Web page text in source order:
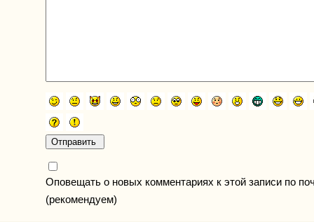
Оповещать о новых комментариях к этой записи по
(рекомендуем)